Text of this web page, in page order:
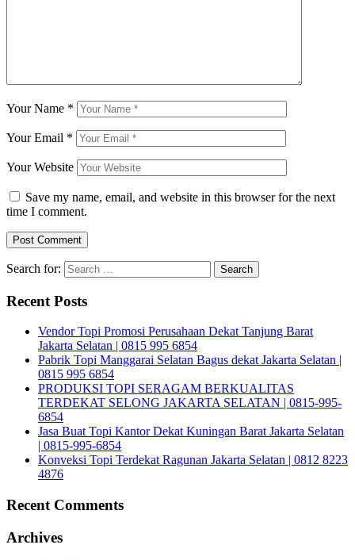
Your Name *
Your Email *
Your Website
Save my name, email, and website in this browser for the next
time I comment.
Search for:
Recent Posts
Vendor Topi Promosi Perusahaan Dekat Tanjung Barat
Jakarta Selatan | 0815 995 6854
Pabrik Topi Manggarai Selatan Bagus dekat Jakarta Selatan |
0815 995 6854
PRODUKSI TOPI SERAGAM BERKUALITAS
TERDEKAT SELONG JAKARTA SELATAN | 0815-995-
6854
Jasa Buat Topi Kantor Dekat Kuningan Barat Jakarta Selatan
| 0815-995-6854
Konveksi Topi Terdekat Ragunan Jakarta Selatan | 0812 8223
4876
Recent Comments
Archives